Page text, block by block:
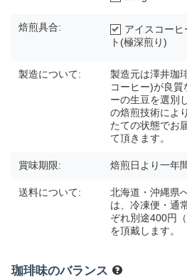
焙煎具合:
アイスコーヒ
ト(極深煎り)
製造について:
製造元は澤井珈
コーヒー)が良質
ーの生豆を選別
の焙煎技術によ
たての状態でお
て頂きます。
賞味期限: 焙煎日より一年
送料について:
北海道・沖縄県
は、冷凍便・通
ぞれ別途400円（
を頂戴します。
珈琲味のバランス